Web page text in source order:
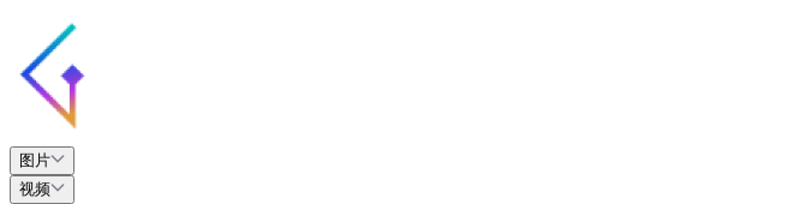
图片
视频